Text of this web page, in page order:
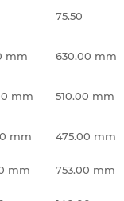
75.50
mm 630.00 mm
mm 510.00 mm
mm 475.00 mm
mm 753.00 mm